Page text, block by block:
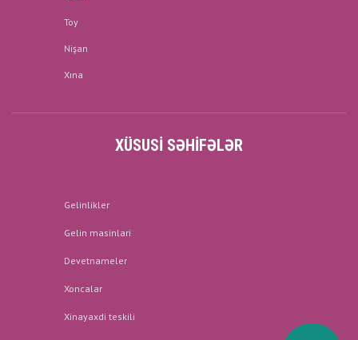
Toy
Nişan
Xına
XÜSUSI SƏHIFƏLƏR
Gelinlikler
Gelin masinlari
Devetnameler
Xoncalar
Xinayaxdi teskili